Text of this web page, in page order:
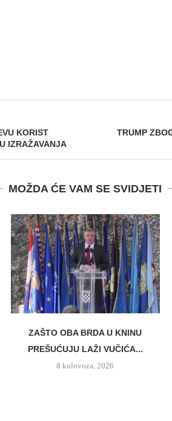
KORIST
IZRAŽAVANJA
TRUMP
MOŽDA ĆE VAM SE SVIDJETI
ZAŠTO OBA BRDA U KNINU
PREŠUĆUJU LAŽI VUČIĆA...
8 kolovoza, 2026